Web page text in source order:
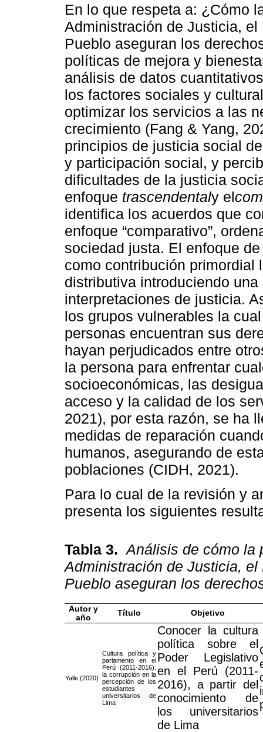
En lo que respeta a: ¿Cómo
Administración de Justicia,
Pueblo aseguran los
políticas de mejora y
análisis de datos
los factores sociales y
optimizar los servicios a las
crecimiento (Fang & Yang,
principios de justicia social
y participación social, y
dificultades de la justicia
enfoque trascendentaly el
identifica los acuerdos que
enfoque “comparativo”,
sociedad justa. El enfoque
como contribución
distributiva introduciendo
interpretaciones de justicia.
los grupos vulnerables la
personas encuentran sus
hayan perjudicados entre
la persona para enfrentar
socioeconómicas, las
acceso y la calidad de los
2021), por esta razón, se ha
medidas de reparación
humanos, asegurando de
poblaciones (CIDH, 2021).
Para lo cual de la revisión y
presenta los siguientes
Tabla 3.Análisis de cómo la
Administración de Justicia,
Pueblo aseguran los
Autor y
año
Título Objetivo
Yalle (2020)
Cultura política y
parlamento en el
Perú (2011-2016).
la corrupción en la
percepción de los
estudiantes
universitarios de
Lima
Conocer la cultura
política sobre el
Poder Legislativo
en el Perú (2011-
2016), a partir del
conocimiento de
los universitarios
de Lima